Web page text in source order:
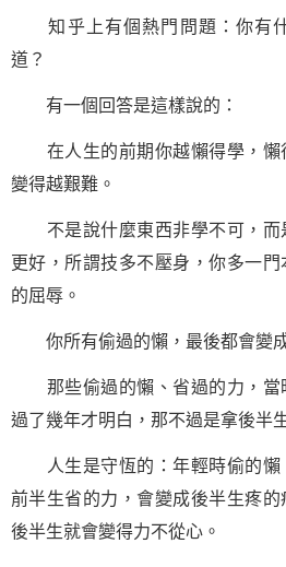
知乎上有個熱門問題：你有什
道？
有一個回答是這樣說的：
在人生的前期你越懶得學，懶
變得越艱難。
不是說什麼東西非學不可，而
更好，所謂技多不壓身，你多一
的屈辱。
你所有偷過的懶，最後都會變成
那些偷過的懶、省過的力，當
過了幾年才明白，那不過是拿後半
人生是守恆的：年輕時偷的懶
前半生省的力，會變成後半生疼的
後半生就會變得力不從心。